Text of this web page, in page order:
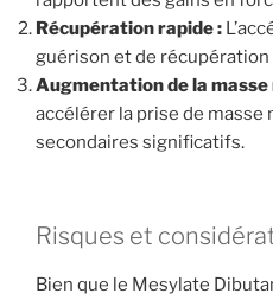
Récupération rapide :
guérison et de récupération
Augmentation de la masse
accélérer la prise de
secondaires significatifs.
Risques et
Bien que le Mesylate